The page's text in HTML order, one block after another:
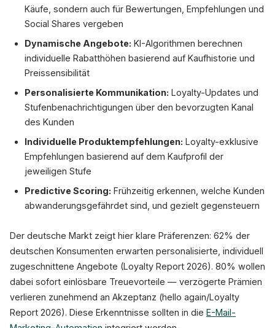
Käufe, sondern auch für Bewertungen, Empfehlungen und
Social Shares vergeben
Dynamische Angebote: KI-Algorithmen berechnen
individuelle Rabatthöhen basierend auf Kaufhistorie und
Preissensibilität
Personalisierte Kommunikation: Loyalty-Updates und
Stufenbenachrichtigungen über den bevorzugten Kanal
des Kunden
Individuelle Produktempfehlungen: Loyalty-exklusive
Empfehlungen basierend auf dem Kaufprofil der
jeweiligen Stufe
Predictive Scoring: Frühzeitig erkennen, welche Kunden
abwanderungsgefährdet sind, und gezielt gegensteuern
Der deutsche Markt zeigt hier klare Präferenzen: 62% der
deutschen Konsumenten erwarten personalisierte, individuell
zugeschnittene Angebote (Loyalty Report 2026). 80% wollen
dabei sofort einlösbare Treuevorteile — verzögerte Prämien
verlieren zunehmend an Akzeptanz (hello again/Loyalty
Report 2026). Diese Erkenntnisse sollten in die E-Mail-